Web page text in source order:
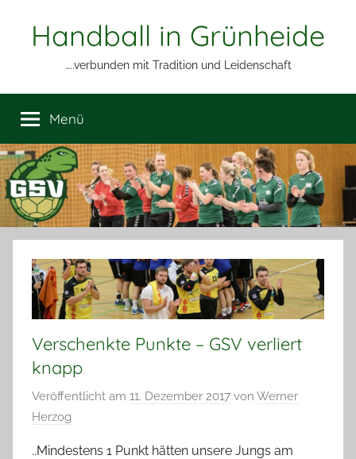
Handball in Grünheide
…..verbunden mit Tradition und Leidenschaft
Menü
Verschenkte Punkte – GSV verliert
knapp
Veröffentlicht am 11. Dezember 2017 von Werner
Herzog
..Mindestens 1 Punkt hätten unsere Jungs am